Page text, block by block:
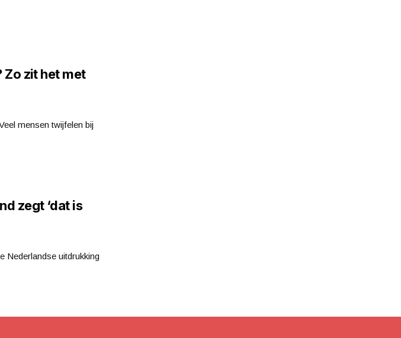
Zo zit het met
mensen twijfelen bij
zegt ‘dat is
Nederlandse uitdrukking